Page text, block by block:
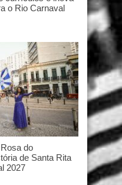
o Rio Carnaval
do
de Santa Rita
2027